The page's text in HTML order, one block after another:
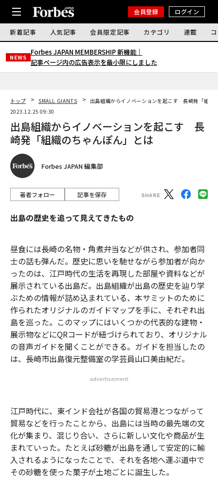
会員登録 ログイン
新着記事 人気記事 会員限定記事 カテゴリ 連載
NEWS
Forbes JAPAN MEMBERSHIP 新機能｜
記事ページ内の広告表示を最小限にしました
トップ SMALL GIANTS
出島組織からイノベーションを起こす 長崎発「組織
2023.12.25 09:30
出島組織からイノベーションを起こす 長
崎発「組織のちゃんぽん」とは
Forbes JAPAN 編集部
著者フォロー 記事を保存
出島の歴史を追って見えてきたもの
昼食には長崎の名物・角煮弁当などが供され、参加者同
士の話も弾んだ。歴史に思いを馳せながら参加者が向か
ったのは、江戸時代の生活を再現した部屋や資料などが
展示されている出島だ。出島組織が出島の歴史を辿り学
ぶための情報が詰め込まれている、本サミットのために
作られたオリジナルのガイドマップを手に、それぞれ出
島を巡った。このマップにはいくつかの代表的な建物・
展示物などにQRコードが紐づけられており、オリジナル
の音声ガイドを聞くことができる。ガイドを担当したの
は、長崎市出島復元整備室の学芸員山口美由紀だ。
advertisement
江戸時代に、東インド会社が各国の貿易港とつながって
貿易などを行ったことから、出島には当時の最先端の文
化が集まり、混じり合い、さらに新しい文化や商品が生
まれていった。たとえば砂糖が出島を通して安定的に輸
入されるようになったことで、それを各地へ運ぶ道中で
その砂糖を使った菓子が土地ごとに誕生した。